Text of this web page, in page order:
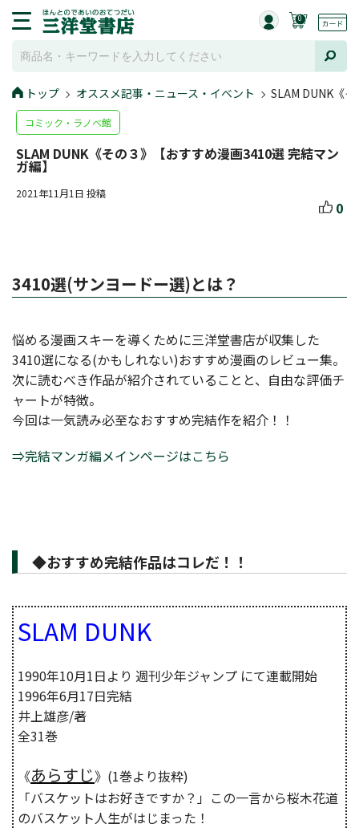
0
トップ オススメ記事・ニュース・イベント SLAM DUNK《
コミック・ラノベ館
SLAM DUNK《その３》【おすすめ漫画3410選 完結マン
ガ編】
2021年11月1日 投稿
0
3410選(サンヨードー選)とは？
悩める漫画スキーを導くために三洋堂書店が収集した
3410選になる(かもしれない)おすすめ漫画のレビュー集。
次に読むべき作品が紹介されていることと、自由な評価チ
ャートが特徴。
今回は一気読み必至なおすすめ完結作を紹介！！
⇒完結マンガ編メインページはこちら
◆おすすめ完結作品はコレだ！！
SLAM DUNK
1990年10月1日より 週刊少年ジャンプ にて連載開始
1996年6月17日完結
井上雄彦/著
全31巻
《あらすじ》(1巻より抜粋)
「バスケットはお好きですか？」この一言から桜木花道
のバスケット人生がはじまった！